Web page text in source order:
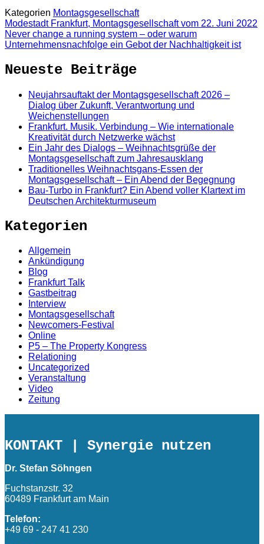
Kategorien Montagsgesellschaft
Modestadt Frankfurt, Montagsgesellschaft vom 22. Juni 2022
Never change a running system – oder warum
Unternehmensnachfolge ein Gebot der Nachhaltigkeit ist
Neueste Beiträge
Neujahrsauftakt der Montagsgesellschaft 2026 –
Dialog über Zukunft, Verantwortung und
Weichenstellungen
Frankfurt. Musik. Verbindung – Wie internationale
Kreativität durch Netzwerke wächst
Ein Jahr des Dialogs – Weihnachtsgrüße der
Montagsgesellschaft zum Jahresausklang
Traditionelles Weihnachtsgans-Essen der
Montagsgesellschaft – Ein Abend der Begegnung
Bau-Turbo in Frankfurt? Ein Abend voller Klartext im
Deutschen Architekturmuseum
Kategorien
Allgemein
Ankündigung
Blog
Frankfurt Talk
Gastbeitrag
Interview
Montagsgesellschaft
Newcomers-Festival
Online
P5 – The Property Kongress
Relationing
Uncategorized
Veranstaltung
Video
Zeitung
KONTAKT | Synergie nutzen
Dr. Stefan Söhngen
Fuchstanzstr. 32
60489 Frankfurt am Main
Telefon:
+49 69 - 247 41 230